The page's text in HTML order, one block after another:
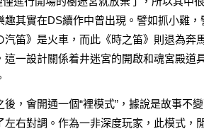
趣其實在DS續作中曾出現。譬如抓小雞
汽笛》是火車，而此《時之笛》則退為
這一設計關係着井迷宮的開啟和魂宮殿
後，會開通一個“裡模式”，據說是故事不
左右對調。作為一非深度玩家，此模式